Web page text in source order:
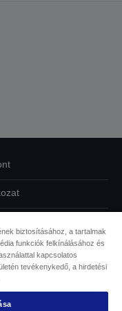
mellett
biztosításához, a tartalmak
funkciók felkínálásához és
kapcsolatos
tevékenykedő, a hirdetési